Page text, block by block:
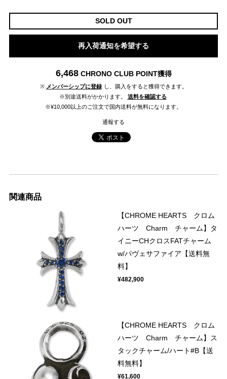
SOLD OUT
再入荷通知を希望する
6,468 CHRONO CLUB POINT獲得
※ メンバーシップに登録 し、購入をすると獲得できます。
※別途送料がかかります。
送料を確認する
※¥10,000以上のご注文で国内送料が無料になります。
通報する
関連商品
【CHROME HEARTS クロム
ハーツ Charm チャーム】タ
イニーCHクロスFATチャーム
w/パヴェサファイア【送料無
料】
¥482,900
【CHROME HEARTS クロム
ハーツ Charm チャーム】ス
タックチャーム/ハート#B【送
料無料】
¥61,600